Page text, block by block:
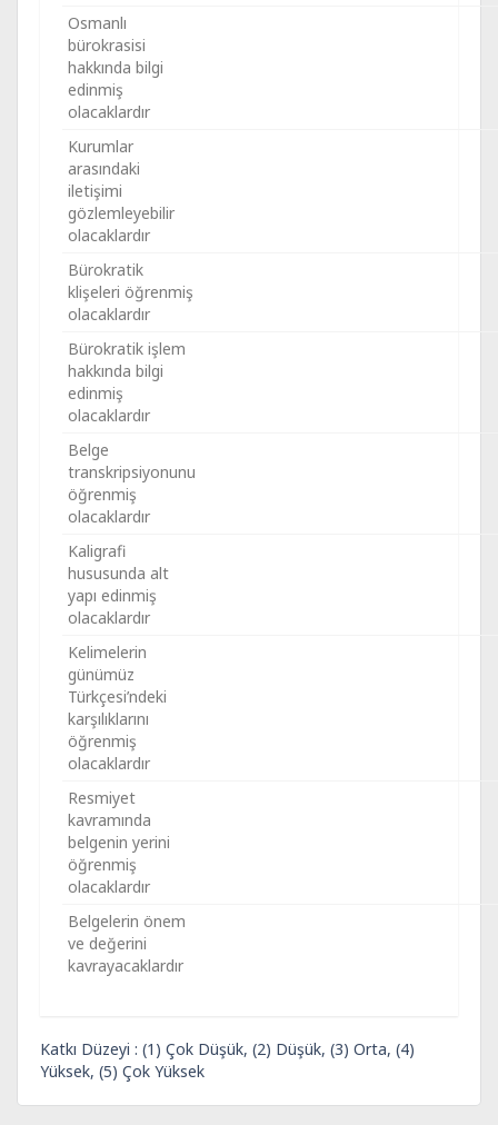
Osmanlı
bürokrasisi
hakkında bilgi
edinmiş
olacaklardır
Kurumlar
arasındaki
iletişimi
gözlemleyebilir
olacaklardır
Bürokratik
klişeleri öğrenmiş
olacaklardır
Bürokratik işlem
hakkında bilgi
edinmiş
olacaklardır
Belge
transkripsiyonunu
öğrenmiş
olacaklardır
Kaligrafi
hususunda alt
yapı edinmiş
olacaklardır
Kelimelerin
günümüz
Türkçesi’ndeki
karşılıklarını
öğrenmiş
olacaklardır
Resmiyet
kavramında
belgenin yerini
öğrenmiş
olacaklardır
Belgelerin önem
ve değerini
kavrayacaklardır
Katkı Düzeyi : (1) Çok Düşük, (2) Düşük, (3) Orta, (4)
Yüksek, (5) Çok Yüksek